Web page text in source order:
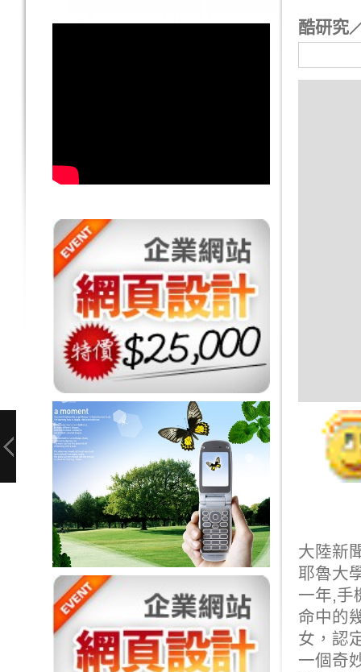
酷研究
大陸新
耶魯大
一年,手
命中的
女，認
一個奇